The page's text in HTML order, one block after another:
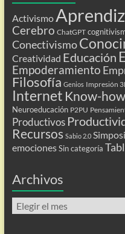
Activismo
Cerebro ChatGPT
Conectivismo
Creatividad Educación
Empoderamiento
Filosofía Genios Impresión
Internet Know-how
Neuroeducación P2PU
Productivos
Recursos Sabio 2.0
emociones Sin categoría
Archivos
Archivos